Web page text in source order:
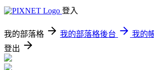
登入
我的部落格 我的部落格後台
我的
登出